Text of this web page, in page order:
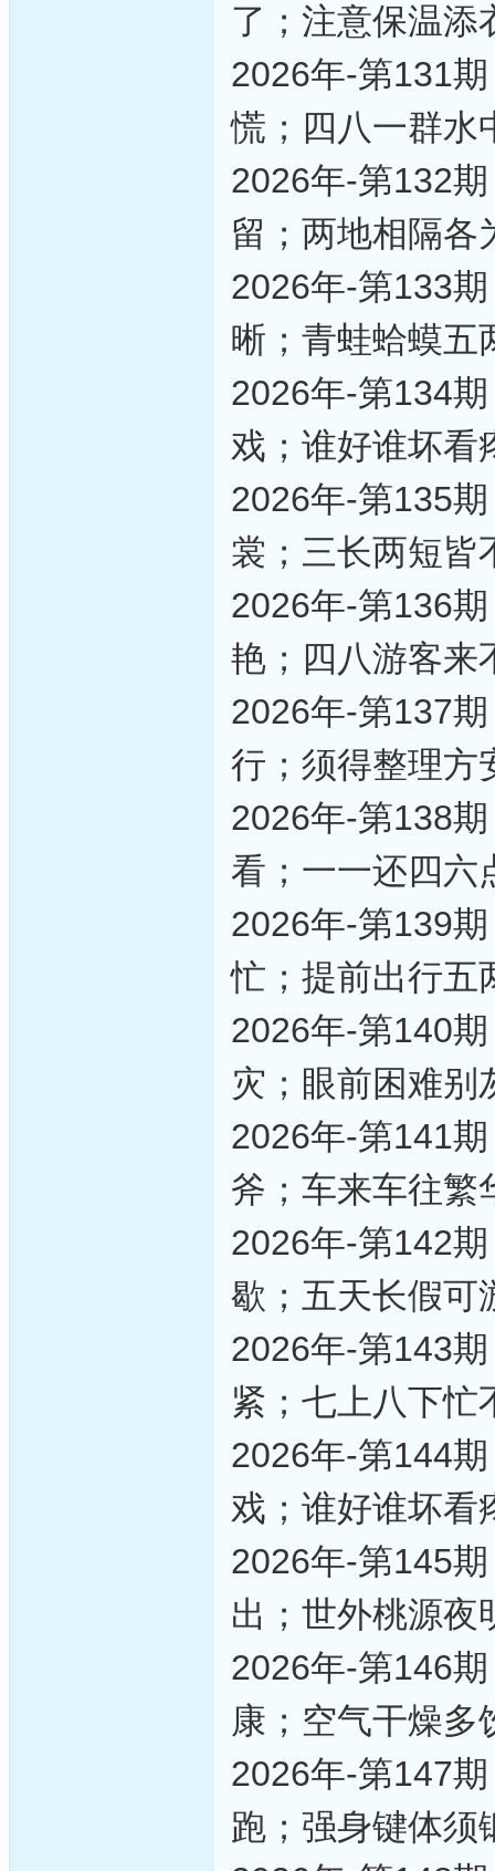
了；注意保温添
2026年-第131
慌；四八一群水
2026年-第132
留；两地相隔各
2026年-第133
晰；青蛙蛤蟆五
2026年-第134
戏；谁好谁坏看
2026年-第135
裳；三长两短皆
2026年-第136
艳；四八游客来
2026年-第137
行；须得整理方
2026年-第138
看；一一还四六
2026年-第139
忙；提前出行五
2026年-第140
灾；眼前困难别
2026年-第141
斧；车来车往繁
2026年-第142
歇；五天长假可
2026年-第143
紧；七上八下忙
2026年-第144
戏；谁好谁坏看
2026年-第145
出；世外桃源夜
2026年-第146
康；空气干燥多
2026年-第147
跑；强身键体须